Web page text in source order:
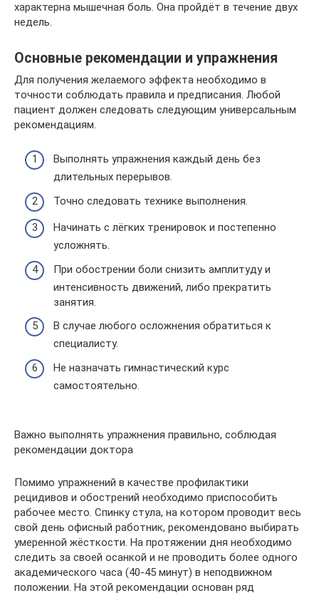
характерна мышечная боль. Она пройдёт в течение двух
недель.
Основные рекомендации и упражнения
Для получения желаемого эффекта необходимо в
точности соблюдать правила и предписания. Любой
пациент должен следовать следующим универсальным
рекомендациям.
Выполнять упражнения каждый день без
длительных перерывов.
Точно следовать технике выполнения.
Начинать с лёгких тренировок и постепенно
усложнять.
При обострении боли снизить амплитуду и
интенсивность движений, либо прекратить
занятия.
В случае любого осложнения обратиться к
специалисту.
Не назначать гимнастический курс
самостоятельно.
Важно выполнять упражнения правильно, соблюдая
рекомендации доктора
Помимо упражнений в качестве профилактики
рецидивов и обострений необходимо приспособить
рабочее место. Спинку стула, на котором проводит весь
свой день офисный работник, рекомендовано выбирать
умеренной жёсткости. На протяжении дня необходимо
следить за своей осанкой и не проводить более одного
академического часа (40-45 минут) в неподвижном
положении. На этой рекомендации основан ряд